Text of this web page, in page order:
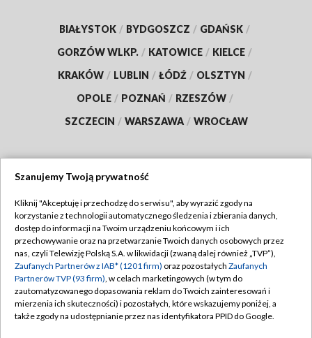
BIAŁYSTOK / BYDGOSZCZ / GDAŃSK /
GORZÓW WLKP. / KATOWICE / KIELCE /
KRAKÓW / LUBLIN / ŁÓDŹ / OLSZTYN /
OPOLE / POZNAŃ / RZESZÓW /
SZCZECIN / WARSZAWA / WROCŁAW
TVP
Abonament TVP
Emisja w TVP
Centrum informacji TVP
Naziemna Telewizja Cyfrowa
Regulamin TVP
Polityka prywatności
Moje zgody
Pomoc
Szanujemy Twoją prywatność
Kliknij "Akceptuję i przechodzę do serwisu", aby wyrazić zgody na
korzystanie z technologii automatycznego śledzenia i zbierania danych,
dostęp do informacji na Twoim urządzeniu końcowym i ich
przechowywanie oraz na przetwarzanie Twoich danych osobowych przez
nas, czyli Telewizję Polską S.A. w likwidacji (zwaną dalej również „TVP”),
Zaufanych Partnerów z IAB* (1201 firm) oraz pozostałych Zaufanych
Partnerów TVP (93 firm), w celach marketingowych (w tym do
zautomatyzowanego dopasowania reklam do Twoich zainteresowań i
mierzenia ich skuteczności) i pozostałych, które wskazujemy poniżej, a
także zgody na udostępnianie przez nas identyfikatora PPID do Google.